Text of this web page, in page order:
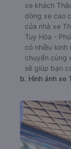
xe khách
dòng xe cao
của nhà xe
Tuy Hòa -
có nhiều kinh
chuyển cùng
sẽ giúp bạn
b. Hình ảnh xe